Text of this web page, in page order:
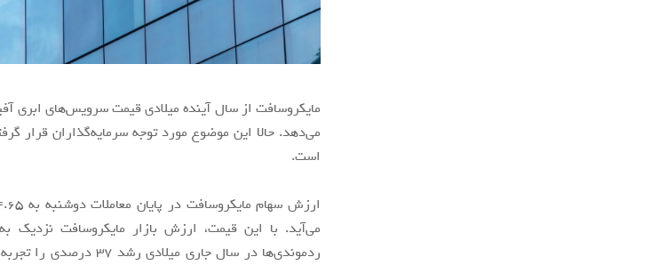
می‌دهد. حالا این موضوع مورد توجه سرمایه‌گذاران قرار
است.
ردموندی‌ها در سال جاری